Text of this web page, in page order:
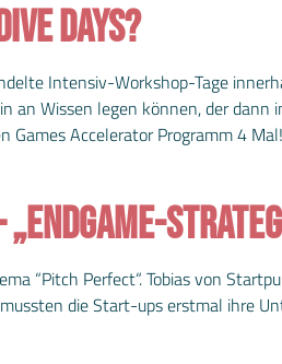
DAYS?
Intensiv-Workshop-Tage
an Wissen legen können, der
Games Accelerator Programm 4
“Pitch Perfect“. Tobias von
die Start-ups erstmal ihre